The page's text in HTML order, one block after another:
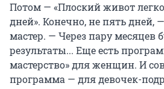
Потом — «Плоский живот
дней». Конечно, не пять дней,
мастер. — Через пару месяцев
результаты... Еще есть
мастерство» для женщин. И
программа — для девочек-